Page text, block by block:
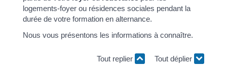
logements-foyer ou résidences sociales pendant la
durée de votre formation en alternance.
Nous vous présentons les informations à connaître.
Tout replier Tout déplier